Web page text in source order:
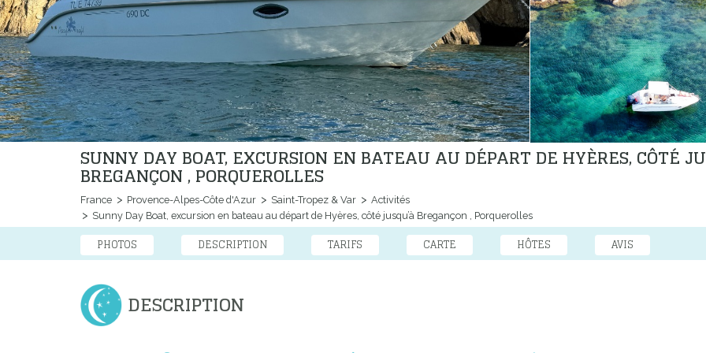
SUNNY DAY BOAT, EXCURSION EN BATEAU AU DÉPART DE HYÈRES, CÔTÉ
BREGANÇON , PORQUEROLLES
France Provence-Alpes-Côte d'Azur Saint-Tropez & Var
Activités
Sunny Day Boat, excursion en bateau au départ de Hyères, côté jusqu’à Bregançon , Porquerolles
PHOTOS DESCRIPTION TARIFS CARTE HÔTES AVIS
DESCRIPTION